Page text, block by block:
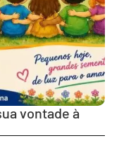
vontade à